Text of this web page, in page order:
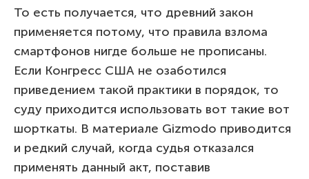
То есть получается, что древний закон
применяется потому, что правила взлома
смартфонов нигде больше не прописаны.
Если Конгресс США не озаботился
приведением такой практики в порядок, то
суду приходится использовать вот такие вот
шорткаты. В материале Gizmodo приводится
и редкий случай, когда судья отказался
применять данный акт, поставив